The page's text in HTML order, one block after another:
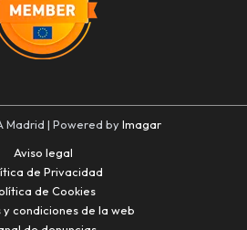
Madrid | Powered by Imagar
Aviso legal
de Privacidad
de Cookies
y condiciones de la web